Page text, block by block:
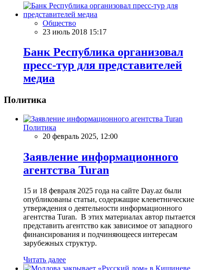
Общество
23 июль 2018 15:17
Банк Республика организовал
пресс-тур для представителей
медиа
Политика
Политика
20 февраль 2025, 12:00
Заявление информационного
агентства Turan
15 и 18 февраля 2025 года на сайте Day.az были
опубликованы статьи, содержащие клеветнические
утверждения о деятельности информационного
агентства Turan. В этих материалах автор пытается
представить агентство как зависимое от западного
финансирования и подчиняющееся интересам
зарубежных структур.
Читать далее